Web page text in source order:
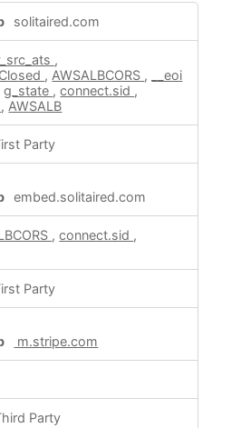
solitaired.com
,
, AWSALBCORS ,
__eoi
g_state ,connect.sid ,
, AWSALB
Party
embed.solitaired.com
,connect.sid ,
Party
m.stripe.com
Party